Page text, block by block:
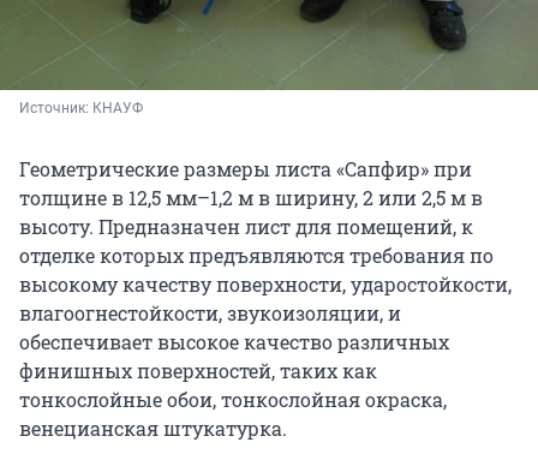
Источник: КНАУФ
Геометрические размеры листа «Сапфир» при
толщине в 12,5 мм–1,2 м в ширину, 2 или 2,5 м в
высоту. Предназначен лист для помещений, к
отделке которых предъявляются требования по
высокому качеству поверхности, ударостойкости,
влагоогнестойкости, звукоизоляции, и
обеспечивает высокое качество различных
финишных поверхностей, таких как
тонкослойные обои, тонкослойная окраска,
венецианская штукатурка.